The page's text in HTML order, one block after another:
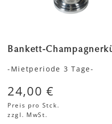
Bankett-
-Mietperiode 3 Tage-
24,00 €
Preis pro Stck.
zzgl. MwSt.